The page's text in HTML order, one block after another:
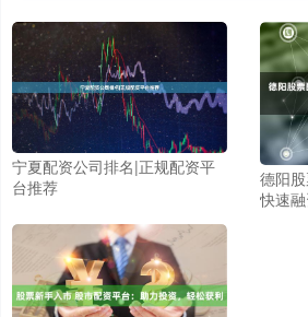
宁夏配资公司排名|正规配资平
台推荐
德阳
快速